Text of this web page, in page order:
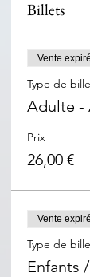
Billets
Vente
Type de
Adulte -
Prix
26,00 €
Vente
Type de
Enfants